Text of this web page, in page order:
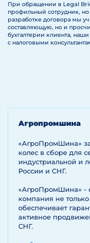
При обращении в Legal
профильный сотрудник,
разработке договора мы
составляющую, но и
бухгалтерии клиента, наши
с налоговыми
Агропромшина
«АгроПромШина»
колес в сборе для
индустриальной и
России и СНГ.
«АгроПромШина» -
компания не
обеспечивает
активное
СНГ.